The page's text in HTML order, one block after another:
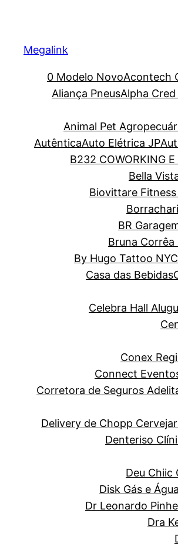
Megalink
0 Modelo NovoAcontech
Aliança PneusAlpha
Animal Pet
AutênticaAuto Elétrica JP
B232 COWORKING E
Bella
Biovittare Fitness
BR
Bruna Corrêa
By Hugo Tattoo NYC
Casa das Bebidas
Celebra Hall
Conex
Connect
Corretora de Seguros
Delivery de Chopp
Denteriso
Deu Chiic
Disk Gás e
Dr Leonardo
Dra